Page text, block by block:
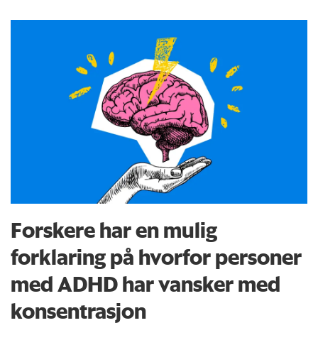
Forskere har en mulig
forklaring på hvorfor personer
med ADHD har vansker med
konsentrasjon